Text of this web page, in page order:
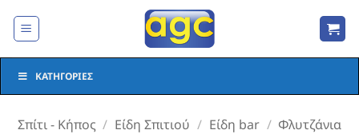
στο
ΚΑΤΗΓΟΡΊΕΣ
Σπίτι - Κήπος / Είδη Σπιτιού / Είδη bar / Φλυτζάνια